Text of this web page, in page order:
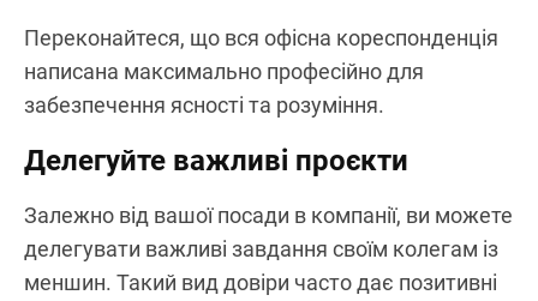
Переконайтеся, що вся офісна кореспонденція
написана максимально професійно для
забезпечення ясності та розуміння.
Делегуйте важливі проєкти
Залежно від вашої посади в компанії, ви можете
делегувати важливі завдання своїм колегам із
меншин. Такий вид довіри часто дає позитивні